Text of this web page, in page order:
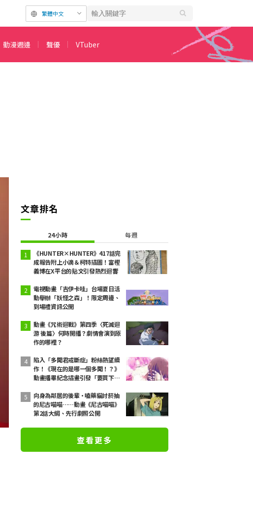
繁體中文
動漫週邊 聲優 VTuber
文章排名
24小時 每週
《HUNTER×HUNTER》417話完
成報告附上小滴＆柯特插圖！富樫
義博在X平台的貼文引發熱烈迴響
電視動畫「吉伊卡哇」台場夏日活
動舉辦「妖怪之森」！限定周邊、
到場禮資訊公開
動畫《咒術迴戰》第四季〈死滅迴
游 後篇〉何時開播？劇情會演到原
作的哪裡？
陷入「多聞君戒斷症」粉絲熱望續
作！《現在的是哪一個多聞！？》
動畫播畢紀念插畫引發「要買下全
迴響
向身為鄰居的後輩·嗑藥貓討菸抽
的尼古喵喵……動畫《尼古喵喵》
第2話大綱、先行劇照公開
查看更多